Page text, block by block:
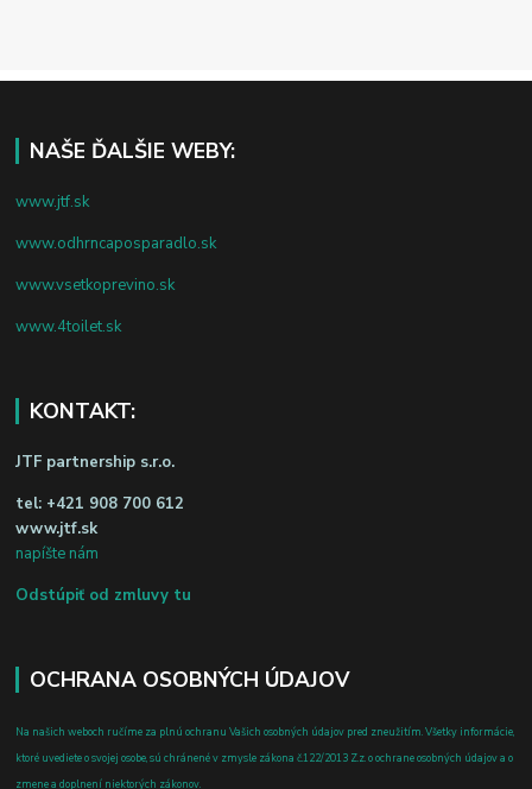
NAŠE ĎALŠIE WEBY:
www.jtf.sk
www.odhrncaposparadlo.sk
www.vsetkoprevino.sk
www.4toilet.sk
KONTAKT:
JTF partnership s.r.o.
tel: +421 908 700 612
www.jtf.sk
napíšte nám
Odstúpiť od zmluvy tu
OCHRANA OSOBNÝCH ÚDAJOV
Na našich weboch ručíme za plnú ochranu Vašich osobných údajov pred zneužitím. Všetky informácie,
ktoré uvediete o svojej osobe, sú chránené v zmysle zákona č.122/2013 Z.z. o ochrane osobných údajov a o
zmene a doplnení niektorých zákonov.